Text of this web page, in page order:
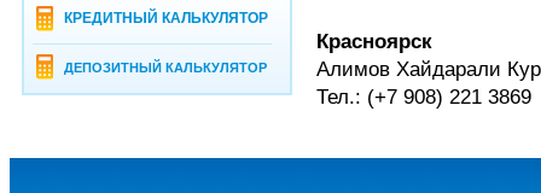
КРЕДИТНЫЙ КАЛЬКУЛЯТОР
ДЕПОЗИТНЫЙ КАЛЬКУЛЯТОР
Красноярск
Алимов Хайдарали
Тел.: (+7 908) 221 3869